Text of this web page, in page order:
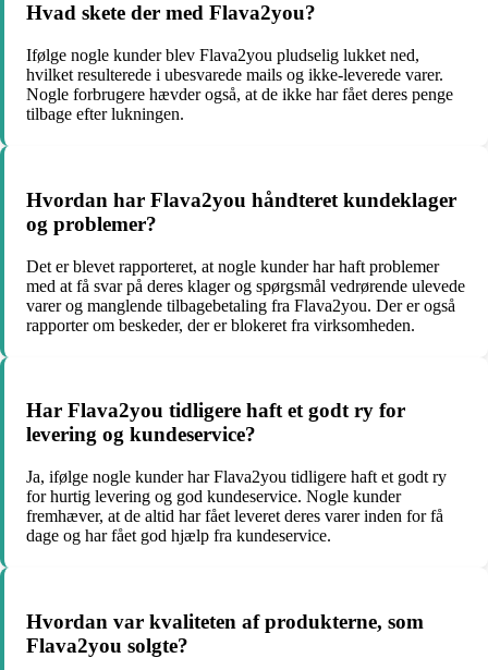
Hvad skete der med Flava2you?
Ifølge nogle kunder blev Flava2you pludselig lukket ned,
hvilket resulterede i ubesvarede mails og ikke-leverede varer.
Nogle forbrugere hævder også, at de ikke har fået deres penge
tilbage efter lukningen.
Hvordan har Flava2you håndteret kundeklager
og problemer?
Det er blevet rapporteret, at nogle kunder har haft problemer
med at få svar på deres klager og spørgsmål vedrørende ulevede
varer og manglende tilbagebetaling fra Flava2you. Der er også
rapporter om beskeder, der er blokeret fra virksomheden.
Har Flava2you tidligere haft et godt ry for
levering og kundeservice?
Ja, ifølge nogle kunder har Flava2you tidligere haft et godt ry
for hurtig levering og god kundeservice. Nogle kunder
fremhæver, at de altid har fået leveret deres varer inden for få
dage og har fået god hjælp fra kundeservice.
Hvordan var kvaliteten af produkterne, som
Flava2you solgte?